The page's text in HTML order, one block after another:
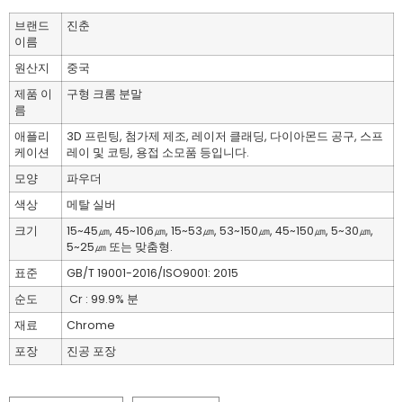
브랜드
이름
진춘
원산지
중국
제품 이
름
구형 크롬 분말
애플리
케이션
3D 프린팅, 첨가제 제조, 레이저 클래딩, 다이아몬드 공구, 스프
레이 및 코팅, 용접 소모품 등입니다.
모양
파우더
색상
메탈 실버
크기
15~45㎛, 45~106㎛, 15~53㎛, 53~150㎛, 45~150㎛, 5~30㎛,
5~25㎛ 또는 맞춤형.
표준
GB/T 19001-2016/ISO9001: 2015
순도
Cr : 99.9% 분
재료
Chrome
포장
진공 포장